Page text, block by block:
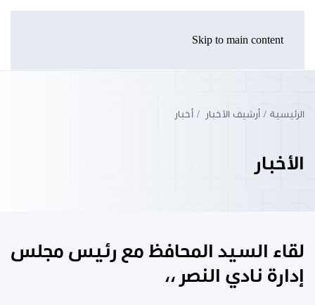
Skip to main content
الرئيسية أرشيف الأخبار أخبار
الأخبار
لقاء السيد المحافظ مع رئيس مجلس
إدارة نادي النصر ،،